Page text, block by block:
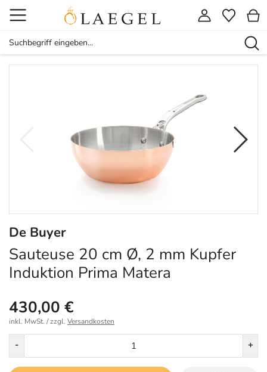
De Buyer
Sauteuse 20 cm Ø, 2 mm Kupfer
Induktion Prima Matera
430,00 €
inkl. MwSt. / zzgl. Versandkosten
- +